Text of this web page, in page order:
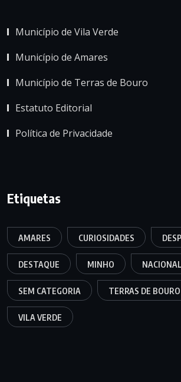
Município de Vila Verde
Município de Amares
Município de Terras de Bouro
Estatuto Editorial
Política de Privacidade
Etiquetas
AMARES CURIOSIDADES
DESTAQUE MINHO NACIONAL
SEM CATEGORIA TERRAS DE BOURO
VILA VERDE